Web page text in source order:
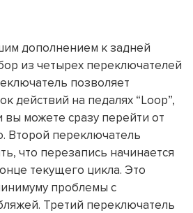
дополнением к задней
из четырех переключателей
позволяет
действий на педалях “Loop”,
вы можете сразу перейти от
Второй переключатель
что перезапись начинается
текущего цикла. Это
проблемы с
Третий переключатель